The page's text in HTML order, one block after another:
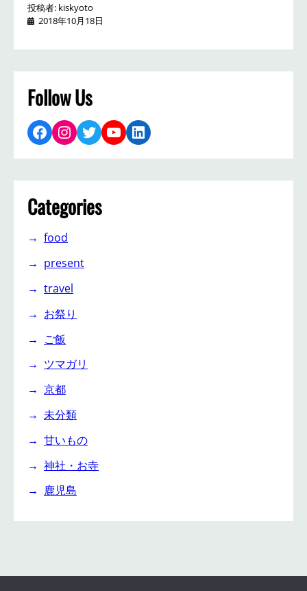
投稿者: kiskyoto
2018年10月18日
Follow Us
Facebook Instagram Twitter YouTube LinkedIn
Categories
food
present
travel
お祭り
ご飯
ツマガリ
京都
未分類
甘いもの
神社・お寺
鹿児島